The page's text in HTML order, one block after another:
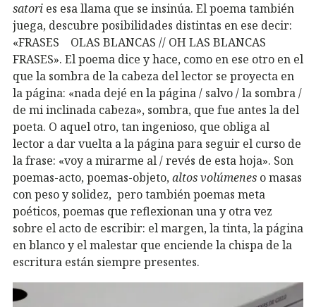
satori es esa llama que se insinúa. El poema también
juega, descubre posibilidades distintas en ese decir:
«FRASES OLAS BLANCAS // OH LAS BLANCAS
FRASES». El poema dice y hace, como en ese otro en el
que la sombra de la cabeza del lector se proyecta en
la página: «nada dejé en la página / salvo / la sombra /
de mi inclinada cabeza», sombra, que fue antes la del
poeta. O aquel otro, tan ingenioso, que obliga al
lector a dar vuelta a la página para seguir el curso de
la frase: «voy a mirarme al / revés de esta hoja». Son
poemas-acto, poemas-objeto,altos volúmenes o masas
con peso y solidez, pero también poemas meta
poéticos, poemas que reflexionan una y otra vez
sobre el acto de escribir: el margen, la tinta, la página
en blanco y el malestar que enciende la chispa de la
escritura están siempre presentes.